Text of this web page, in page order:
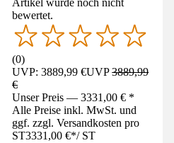
bewertet.
(0)
UVP: 3889,99 €UVP3889,99
€
Unser Preis — 3331,00 € *
Alle Preise inkl. MwSt. und
ggf. zzgl. Versandkosten pro
ST3331,00 €*/ ST